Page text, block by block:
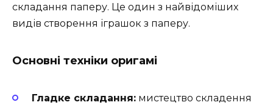
складання паперу. Це один з найвідоміших
видів створення іграшок з паперу.
Основні техніки оригамі
Гладке складання: мистецтво складення